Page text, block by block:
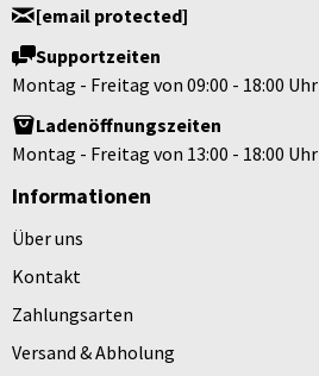
[email protected]
Supportzeiten
Montag - Freitag von 09:00 - 18:00 Uhr
Ladenöffnungszeiten
Montag - Freitag von 13:00 - 18:00 Uhr
Informationen
Über uns
Kontakt
Zahlungsarten
Versand & Abholung